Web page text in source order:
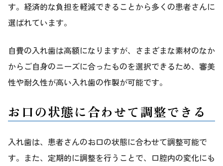
す。経済的な負担を軽減できることから多くの患者さんに
選ばれています。
自費の入れ歯は高額になりますが、さまざまな素材のなか
からご自身のニーズに合ったものを選択できるため、審美
性や耐久性が高い入れ歯の作製が可能です。
お口の状態に合わせて調整できる
入れ歯は、患者さんのお口の状態に合わせて調整可能で
す。また、定期的に調整を行うことで、口腔内の変化にも